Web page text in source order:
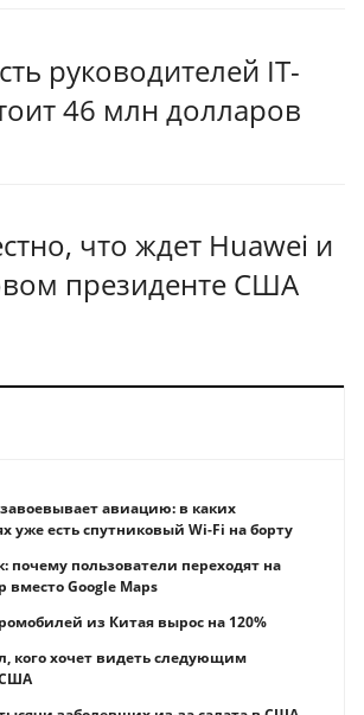
руководителей IT-
46 млн долларов
что ждет Huawei и
президенте США
авиацию: в каких
уже есть спутниковый Wi-Fi на борту
почему пользователи переходят на
вместо Google Maps
из Китая вырос на 120%
кого хочет видеть следующим